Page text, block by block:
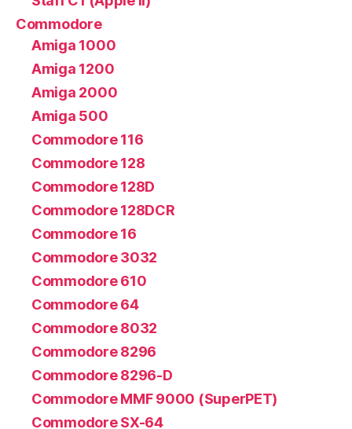
Commodore
Amiga 1000
Amiga 1200
Amiga 2000
Amiga 500
Commodore 116
Commodore 128
Commodore 128D
Commodore 128DCR
Commodore 16
Commodore 3032
Commodore 610
Commodore 64
Commodore 8032
Commodore 8296
Commodore 8296-D
Commodore MMF 9000 (SuperPET)
Commodore SX-64